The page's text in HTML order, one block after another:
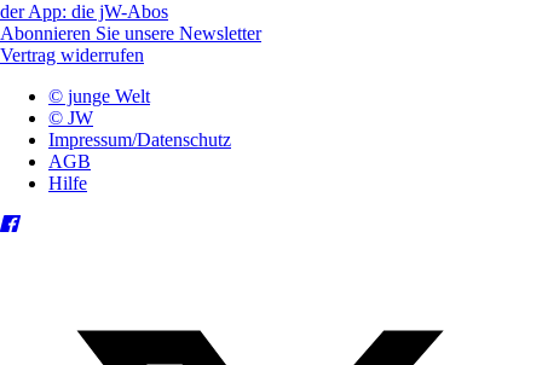
der App: die jW-Abos
Abonnieren Sie unsere Newsletter
Vertrag widerrufen
© junge Welt
© JW
Impressum/Datenschutz
AGB
Hilfe